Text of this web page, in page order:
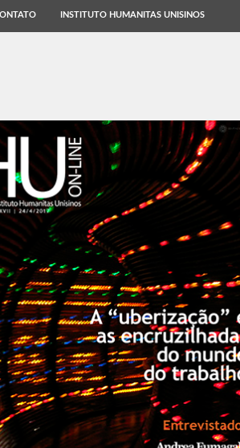
INSTITUTO HUMANITAS UNISINOS